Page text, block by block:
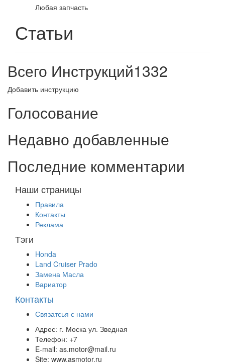
Любая запчасть
Статьи
Всего Инструкций1332
Добавить инструкцию
Голосование
Недавно добавленные
Последние комментарии
Наши страницы
Правила
Контакты
Реклама
Тэги
Honda
Land Cruiser Prado
Замена Масла
Вариатор
Контакты
Связатсья с нами
Адрес: г. Моска ул. Зведная
Телефон: +7
E-mail: as.motor@mail.ru
Site: www.asmotor.ru